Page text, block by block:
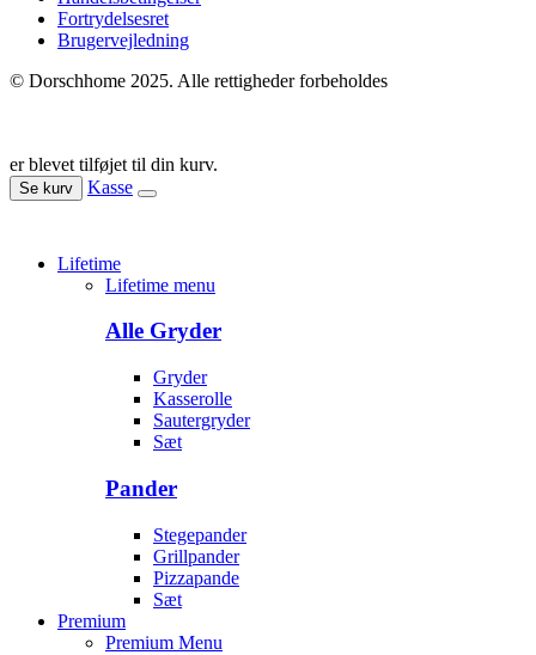
Fortrydelsesret
Brugervejledning
© Dorschhome 2025. Alle rettigheder forbeholdes
er blevet tilføjet til din kurv.
Se kurv Kasse
Lifetime
Lifetime menu
Alle Gryder
Gryder
Kasserolle
Sautergryder
Sæt
Pander
Stegepander
Grillpander
Pizzapande
Sæt
Premium
Premium Menu